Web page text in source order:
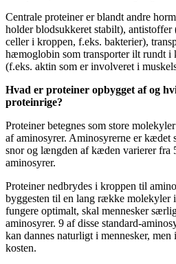
Centrale proteiner er blandt andre
holder blodsukkeret stabilt), antistoffer
celler i kroppen, f.eks. bakterier),
hæmoglobin som transporter ilt rundt i
(f.eks. aktin som er involveret i
Hvad er proteiner opbygget af og
proteinrige?
Proteiner betegnes som store
af aminosyrer. Aminosyrerne er kædet
snor og længden af kæden varierer fra
aminosyrer.
Proteiner nedbrydes i kroppen til
byggesten til en lang række molekyler
fungere optimalt, skal mennesker
aminosyrer. 9 af disse standard-
kan dannes naturligt i mennesker, men
kosten.